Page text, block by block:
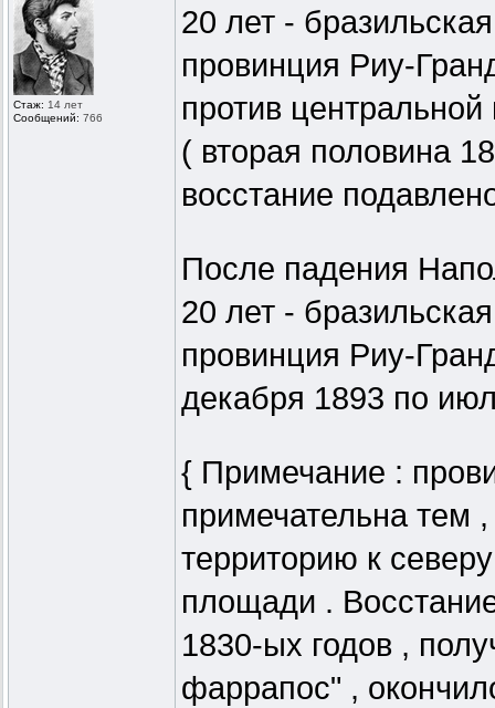
Стаж: 14 лет
Сообщений: 766
20 лет - бразильская
провинция Риу-
против центральной
( вторая половина
восстание
После падения
20 лет - бразильская
провинция Риу-
декабря 1893 по
{ Примечание :
примечательна тем
территорию к
площади .
1830-ых годов ,
фаррапос" ,